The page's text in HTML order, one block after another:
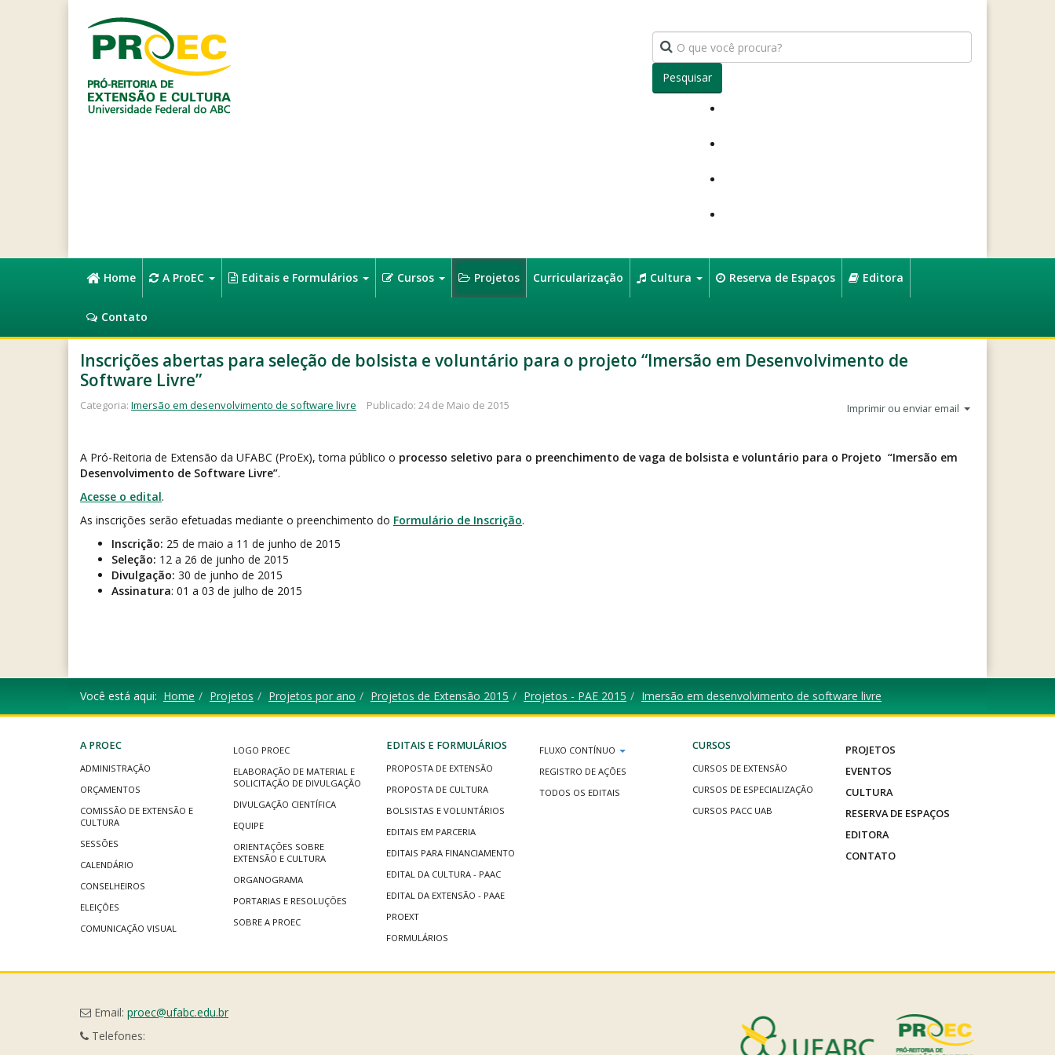
Pesquisar
Home A ProEC Editais e Formulários Cursos Projetos Curricularização Cultura Reserva de Espaços Editora
Contato
Inscrições abertas para seleção de bolsista e voluntário para o projeto “Imersão em Desenvolvimento de
Software Livre”
Imprimir ou enviar email
Categoria: Imersão em desenvolvimento de software livre Publicado: 24 de Maio de 2015
A Pró-Reitoria de Extensão da UFABC (ProEx), torna público o processo seletivo para o preenchimento de vaga de bolsista e voluntário para o Projeto “Imersão em
Desenvolvimento de Software Livre”.
Acesse o edital.
As inscrições serão efetuadas mediante o preenchimento do Formulário de Inscrição.
Inscrição: 25 de maio a 11 de junho de 2015
Seleção: 12 a 26 de junho de 2015
Divulgação: 30 de junho de 2015
Assinatura: 01 a 03 de julho de 2015
Você está aqui: Home Projetos Projetos por ano Projetos de Extensão 2015 Projetos - PAE 2015 Imersão em desenvolvimento de software livre
A PROEC
ADMINISTRAÇÃO
ORÇAMENTOS
COMISSÃO DE EXTENSÃO E
CULTURA
SESSÕES
CALENDÁRIO
CONSELHEIROS
ELEIÇÕES
COMUNICAÇÃO VISUAL
LOGO PROEC
ELABORAÇÃO DE MATERIAL E
SOLICITAÇÃO DE DIVULGAÇÃO
DIVULGAÇÃO CIENTÍFICA
EQUIPE
ORIENTAÇÕES SOBRE
EXTENSÃO E CULTURA
ORGANOGRAMA
PORTARIAS E RESOLUÇÕES
SOBRE A PROEC
EDITAIS E FORMULÁRIOS
PROPOSTA DE EXTENSÃO
PROPOSTA DE CULTURA
BOLSISTAS E VOLUNTÁRIOS
EDITAIS EM PARCERIA
EDITAIS PARA FINANCIAMENTO
EDITAL DA CULTURA - PAAC
EDITAL DA EXTENSÃO - PAAE
PROEXT
FORMULÁRIOS
FLUXO CONTÍNUO
REGISTRO DE AÇÕES
TODOS OS EDITAIS
CURSOS
CURSOS DE EXTENSÃO
CURSOS DE ESPECIALIZAÇÃO
CURSOS PACC UAB
PROJETOS
EVENTOS
CULTURA
RESERVA DE ESPAÇOS
EDITORA
CONTATO
Email: proec@ufabc.edu.br
Telefones: